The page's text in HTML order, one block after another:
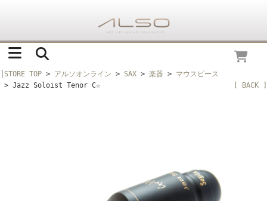
STORE TOP > アルソオンライン > SAX > 楽器 > マウスピース
> Jazz Soloist Tenor C☆
[ BACK ]